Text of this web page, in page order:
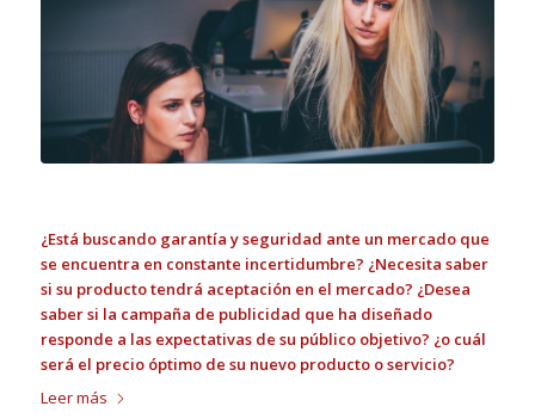
¿Está buscando garantía y seguridad ante un mercado que
se encuentra en constante incertidumbre? ¿Necesita saber
si su producto tendrá aceptación en el mercado? ¿Desea
saber si la campaña de publicidad que ha diseñado
responde a las expectativas de su público objetivo? ¿o cuál
será el precio óptimo de su nuevo producto o servicio?
Leer más